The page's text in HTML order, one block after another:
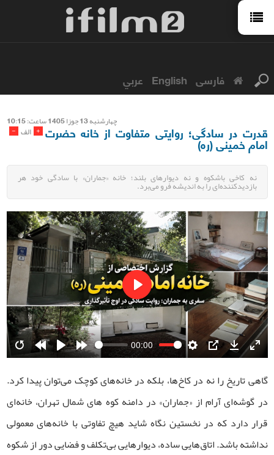
فارسی English عربي
چهارشنبه 13 جوزا 1405 ساعت: 10:15
- الف + قدرت در سادگی؛ روایتی متفاوت از خانه حضرت
امام خمینی (ره)
نه کاخی باشکوه و نه دیوارهای بلند؛ خانه «جماران» با سادگی خود هر
بازدیدکننده‌ای را به اندیشه فرو می‌برد.
Restart RewindPlay Forward
00:00
SettingsPIP Download
Play
گاهی تاریخ را نه در کاخ‌ها، بلکه در خانه‌های کوچک می‌توان پیدا کرد.
در گوشه‌ای آرام از «جماران» در دامنه کوه های شمال تهران، خانه‌ای
قرار دارد که در نخستین نگاه شاید هیچ تفاوتی با خانه‌های معمولی
نداشته باشد. اتاق‌هایی ساده، دیوارهایی بی‌تکلف و فضایی دور از شکوه